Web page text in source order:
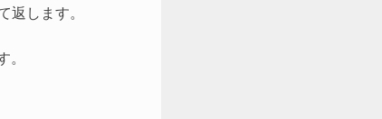
返します。
。